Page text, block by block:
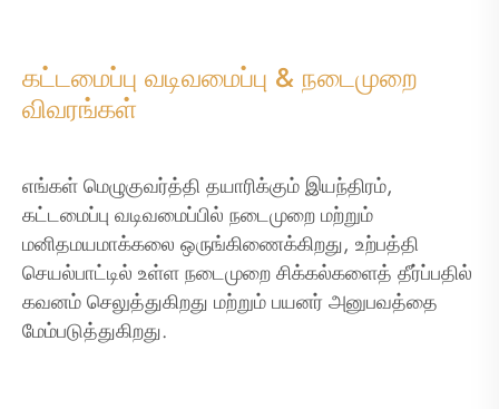
கட்டமைப்பு வடிவமைப்பு & நடைமுறை
விவரங்கள்
எங்கள் மெழுகுவர்த்தி தயாரிக்கும் இயந்திரம்,
கட்டமைப்பு வடிவமைப்பில் நடைமுறை மற்றும்
மனிதமயமாக்கலை ஒருங்கிணைக்கிறது, உற்பத்தி
செயல்பாட்டில் உள்ள நடைமுறை சிக்கல்களைத் தீர்ப்பதில்
கவனம் செலுத்துகிறது மற்றும் பயனர் அனுபவத்தை
மேம்படுத்துகிறது.